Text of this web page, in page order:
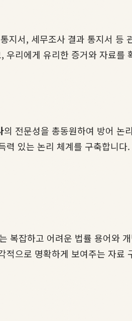
서, 세무조사 결과 통지서
우리에게 유리한 증거와 자료를
의 전문성을 총동원하여 방어 논
있는 논리 체계를 구축합니
복잡하고 어려운 법률 용어와
적으로 명확하게 보여주는 자료